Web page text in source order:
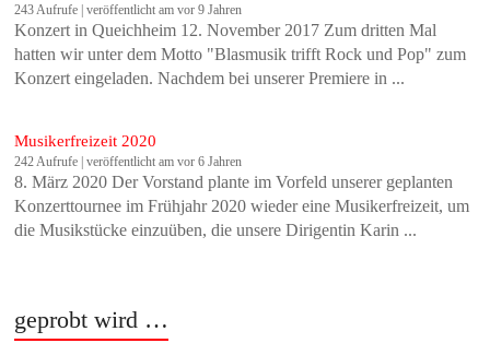
243 Aufrufe |veröffentlicht am vor 9 Jahren
Konzert in Queichheim 12. November 2017 Zum dritten Mal
hatten wir unter dem Motto "Blasmusik trifft Rock und Pop" zum
Konzert eingeladen. Nachdem bei unserer Premiere in ...
Musikerfreizeit 2020
242 Aufrufe |veröffentlicht am vor 6 Jahren
8. März 2020 Der Vorstand plante im Vorfeld unserer geplanten
Konzerttournee im Frühjahr 2020 wieder eine Musikerfreizeit, um
die Musikstücke einzuüben, die unsere Dirigentin Karin ...
geprobt wird …